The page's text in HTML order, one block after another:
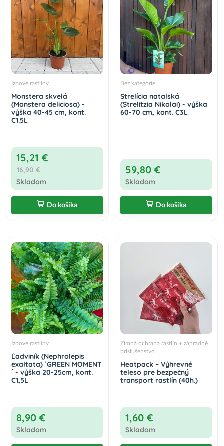
Izbové rastliny
Monstera skvelá
(Monstera deliciosa) -
výška 40-45 cm, kont.
C1.5L
15,21 €
16,90 €
Skladom
Do košíka
Bez kategórie
Strelícia natalská
(Strelitzia Nikolai) - výška
60-70 cm, kont. C3L
59,80 €
Skladom
Do košíka
Izbové rastliny
Ľadviník (Nephrolepis
exaltata) ´GREEN MOMENT
´ - výška 20-25cm, kont.
C1,5L
8,90 €
Skladom
Zimná ochrana rastlín + záhradné
príslušenstvo
Heatpack – Výhrevné
teleso pre bezpečný
transport rastlín (40h.)
1,60 €
Skladom